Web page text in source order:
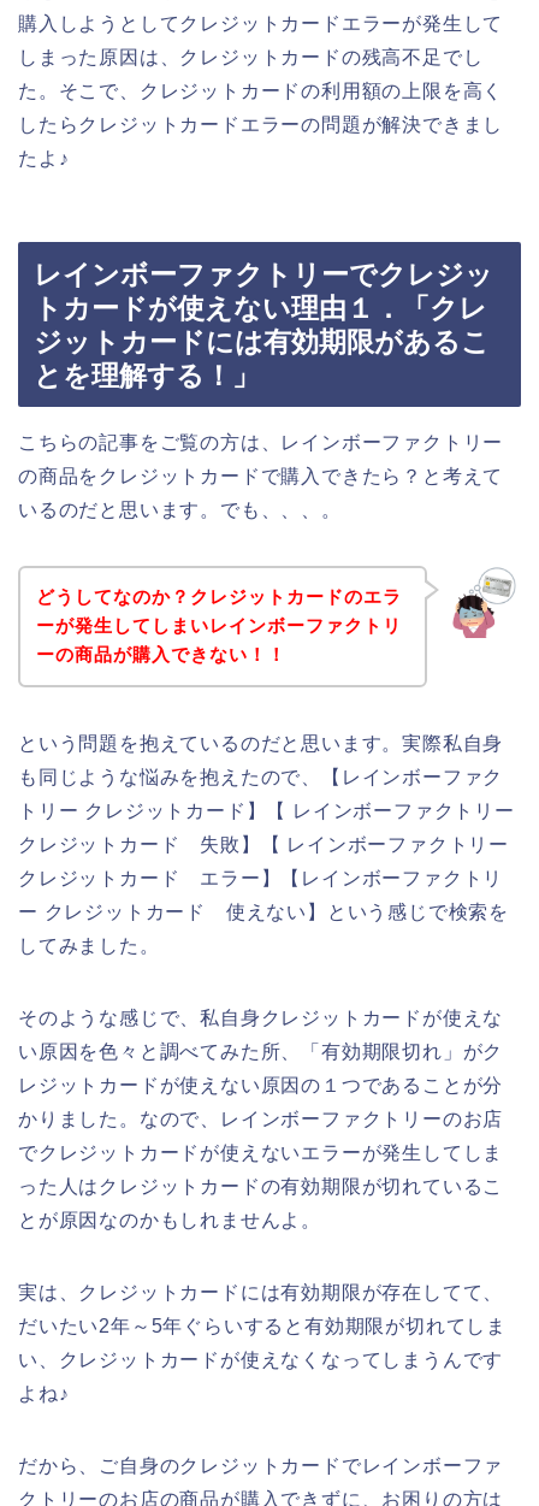
購入しようとしてクレジットカードエラーが発生して
しまった原因は、クレジットカードの残高不足でし
た。そこで、クレジットカードの利用額の上限を高く
したらクレジットカードエラーの問題が解決できまし
たよ♪
レインボーファクトリーでクレジッ
トカードが使えない理由１．「クレ
ジットカードには有効期限があるこ
とを理解する！」
こちらの記事をご覧の方は、レインボーファクトリー
の商品をクレジットカードで購入できたら？と考えて
いるのだと思います。でも、、、。
どうしてなのか？クレジットカードのエラ
ーが発生してしまいレインボーファクトリ
ーの商品が購入できない！！
という問題を抱えているのだと思います。実際私自身
も同じような悩みを抱えたので、【レインボーファク
トリー クレジットカード】【 レインボーファクトリー
クレジットカード 失敗】【 レインボーファクトリー
クレジットカード エラー】【レインボーファクトリ
ー クレジットカード 使えない】という感じで検索を
してみました。
そのような感じで、私自身クレジットカードが使えな
い原因を色々と調べてみた所、「有効期限切れ」がク
レジットカードが使えない原因の１つであることが分
かりました。なので、レインボーファクトリーのお店
でクレジットカードが使えないエラーが発生してしま
った人はクレジットカードの有効期限が切れているこ
とが原因なのかもしれませんよ。
実は、クレジットカードには有効期限が存在してて、
だいたい2年～5年ぐらいすると有効期限が切れてしま
い、クレジットカードが使えなくなってしまうんです
よね♪
だから、ご自身のクレジットカードでレインボーファ
クトリーのお店の商品が購入できずに、お困りの方は